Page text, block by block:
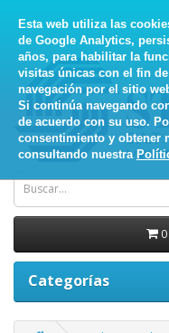
Esta web utiliza las
de Google Analytics,
años, para habilitar la
visitas únicas con el fin
navegación por el sitio
Si continúa navegando
de acuerdo con su uso.
consentimiento y obtener
consultando nuestra
Categorías